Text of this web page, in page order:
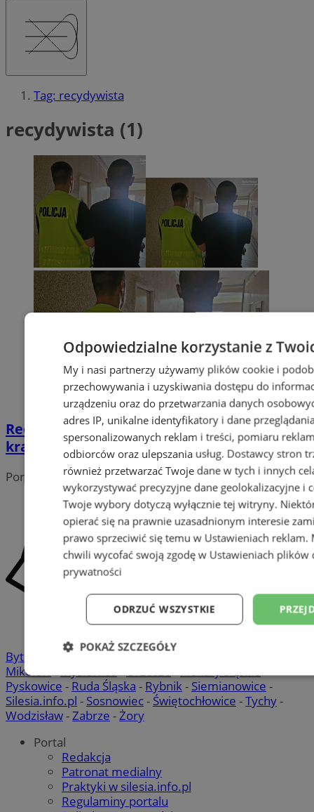
Tag: recydywista
recydywista (1)
Recydywista ponownie złapany na
kradzieży
Portal należy do sieci
Bytom Chorzów-Gliwice- Katowice
Mikołów-Mysłowice-Orzesze-Piekary Śląskie-
Pyskowice - Ruda Śląska - Rybnik- Siemianowice -
Silesia.info.pl - Sosnowiec- Świętochłowice -Tychy-
Wodzisław-Zabrze -Żory
Portal
Redakcja
Patronat medialny
Praktyki w silesia.info.pl
Regulaminy portalu
Odpowiedzialne korzystanie z
My i nasi partnerzy używamy plików cookie i
przechowywania i uzyskiwania dostępu do
urządzeniu oraz do przetwarzania danych
adres IP, unikalne identyfikatory i dane
spersonalizowanych reklam i treści, pomiaru
odbiorców oraz ulepszania usług. Dostawcy stron
również przetwarzać Twoje dane w tych i innych
wykorzystywać precyzyjne dane geolokalizacyjne i
Twoje wybory dotyczą wyłącznie tej witryny.
opierać się na prawnie uzasadnionym interesie
prawo sprzeciwić się temu w Ustawieniach reklam.
chwili wycofać swoją zgodę w Ustawieniach plików
prywatności
ODRZUĆ WSZYSTKIE
POKAŻ SZCZEGÓŁY
Niezbędne Wydajność